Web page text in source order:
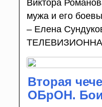
Виктора
мужа и его
– Елена
Вторая
ОБрОН. Бои